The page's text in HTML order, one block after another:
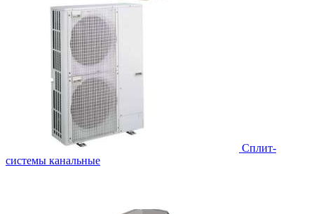
Сплит-
системы канальные